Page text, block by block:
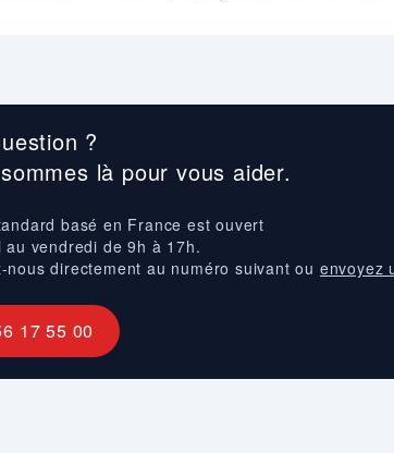
?
là pour vous aider.
basé en France est ouvert
au vendredi de 9h à 17h.
nous directement au numéro suivant ou envoyez
17 55 00